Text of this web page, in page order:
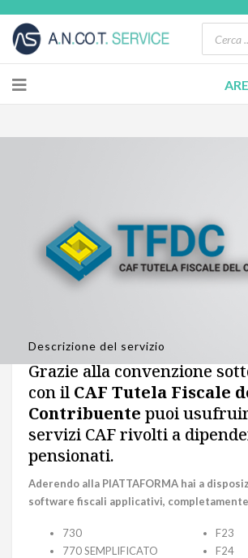
Descrizione del servizio
Grazie alla convenzione
con ilCAF Tutela Fiscale
Contribuente puoi
servizi CAF rivolti a
pensionati.
Aderendo alla PIATTAFORMA hai a
software fiscali applicativi,
730
770 SEMPLIFICATO
F23
F24